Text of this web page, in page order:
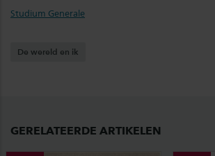
Studium Generale
De wereld en ik
GERELATEERDE ARTIKELEN